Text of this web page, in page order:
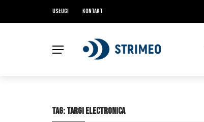
Usługi Kontakt
TAG:TARGI ELECTRONICA